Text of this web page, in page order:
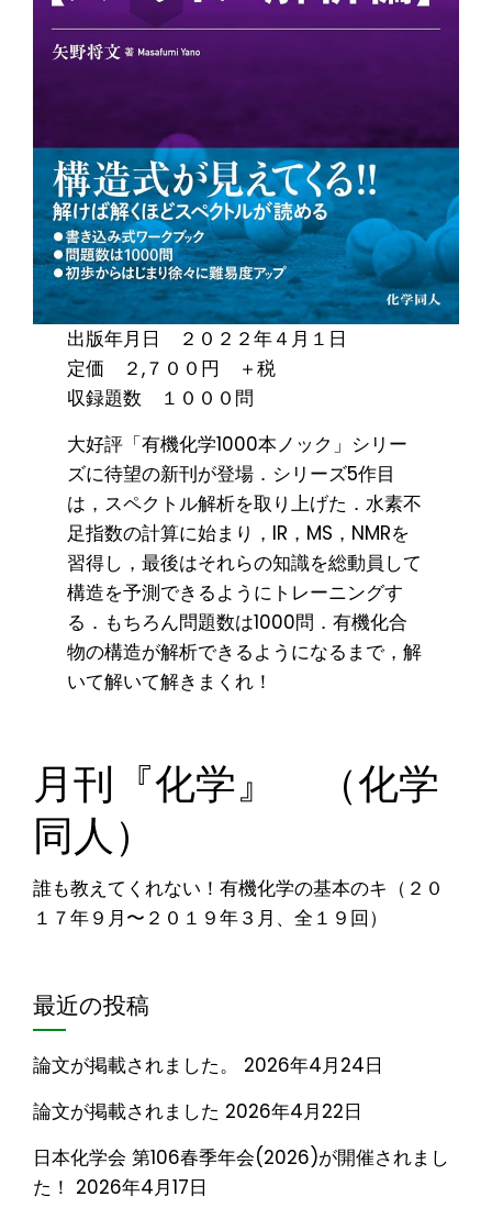
出版年月日 ２０２２年４月１日
定価 ２,７００円 ＋税
収録題数 １０００問
大好評「有機化学1000本ノック」シリー
ズに待望の新刊が登場．シリーズ5作目
は，スペクトル解析を取り上げた．水素不
足指数の計算に始まり，IR，MS，NMRを
習得し，最後はそれらの知識を総動員して
構造を予測できるようにトレーニングす
る．もちろん問題数は1000問．有機化合
物の構造が解析できるようになるまで，解
いて解いて解きまくれ！
月刊『化学』 （化学
同人）
誰も教えてくれない！有機化学の基本のキ（２０
１７年９月〜２０１９年３月、全１９回）
最近の投稿
論文が掲載されました。
2026年4月24日
論文が掲載されました 2026年4月22日
日本化学会 第106春季年会(2026)が開催されまし
た！ 2026年4月17日